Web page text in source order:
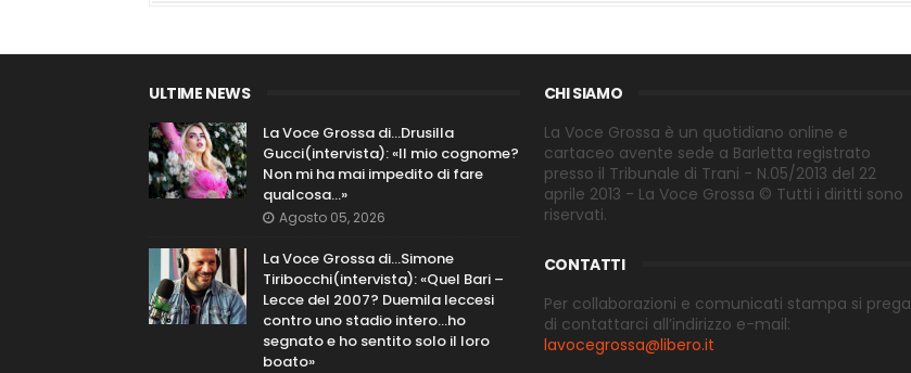
ULTIME NEWS
La Voce Grossa di…Drusilla
Gucci(intervista): «Il mio cognome?
Non mi ha mai impedito di fare
qualcosa…»
Agosto 05, 2026
La Voce Grossa di…Simone
Tiribocchi(intervista): «Quel Bari –
Lecce del 2007? Duemila leccesi
contro uno stadio intero...ho
segnato e ho sentito solo il loro
boato»
CHI SIAMO
La Voce Grossa è un quotidiano online e
cartaceo avente sede a Barletta registrato
presso il Tribunale di Trani - N.05/2013 del 22
aprile 2013 - La Voce Grossa © Tutti i diritti sono
riservati.
CONTATTI
Per collaborazioni e comunicati stampa si prega
di contattarci all’indirizzo e-mail:
lavocegrossa@libero.it